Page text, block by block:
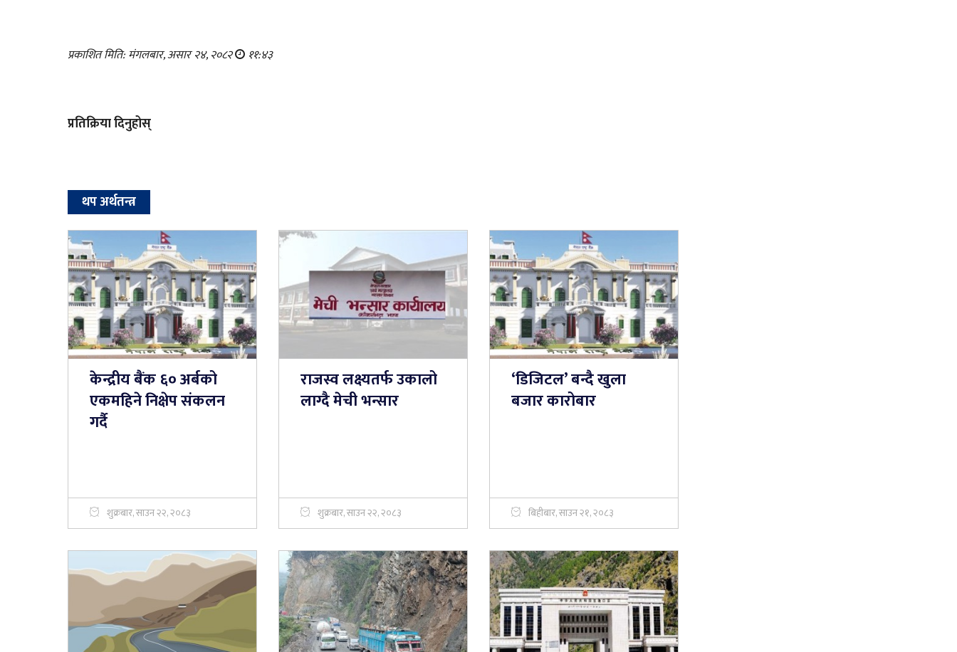
प्रकाशित मिति: मंगलबार, असार २४, २०८२ ११:४३
प्रतिक्रिया दिनुहोस्
थप अर्थतन्त्र
केन्द्रीय बैंक ६० अर्बको
एकमहिने निक्षेप संकलन
गर्दै
शुक्रबार, साउन २२, २०८३
राजस्व लक्ष्यतर्फ उकालो
लाग्दै मेची भन्सार
शुक्रबार, साउन २२, २०८३
‘डिजिटल’ बन्दै खुला
बजार कारोबार
बिहीबार, साउन २१, २०८३